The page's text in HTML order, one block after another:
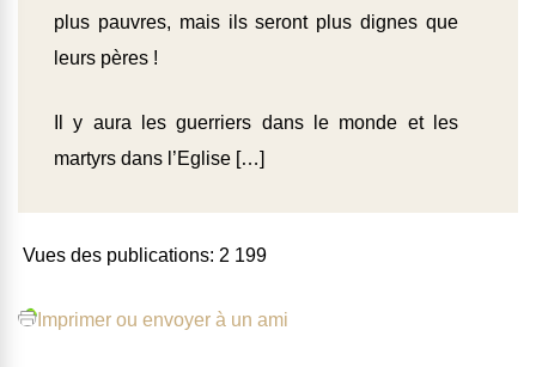
plus pauvres, mais ils seront plus dignes que
leurs pères !
Il y aura les guerriers dans le monde et les
martyrs dans l’Eglise […]
Vues des publications: 2 199
Imprimer ou envoyer à un ami